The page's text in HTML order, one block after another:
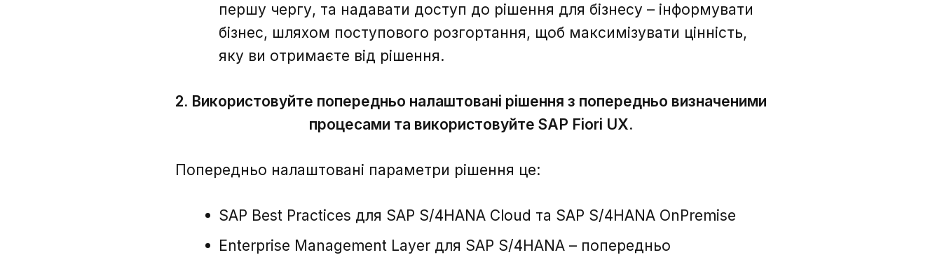
першу чергу, та надавати доступ до рішення для бізнесу – інформувати
бізнес, шляхом поступового розгортання, щоб максимізувати цінність,
яку ви отримаєте від рішення.
2. Використовуйте попередньо налаштовані рішення з попередньо визначеними
процесами та використовуйте SAP Fiori UX.
Попередньо налаштовані параметри рішення це:
SAP Best Practices для SAP S/4HANA Cloud та SAP S/4HANA OnPremise
Enterprise Management Layer для SAP S/4HANA – попередньо
Зворотній зв'язок
Зворотній зв'язок
повідомлення надіслано.